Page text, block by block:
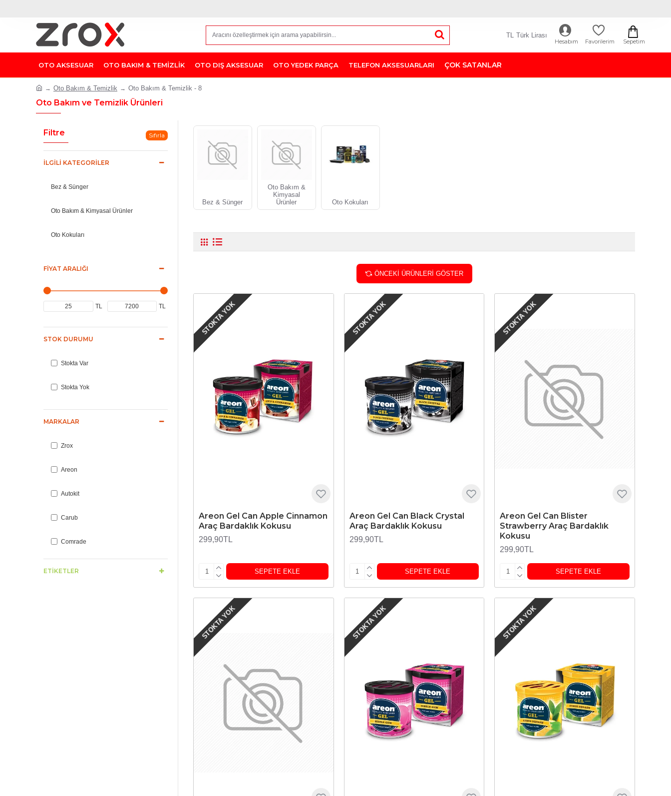
TL Türk Lirası
Hesabım Favorilerim Sepetim
OTO AKSESUAR OTO BAKIM & TEMİZLİK OTO DIŞ AKSESUAR OTO YEDEK PARÇA TELEFON AKSESUARLARI ÇOK SATANLAR
Oto Bakım & Temizlik Oto Bakım & Temizlik - 8
Oto Bakım ve Temizlik Ürünleri
Filtre Sıfırla
FIYAT ARALIĞI
TL TL
İLGILI KATEGORILER
Bez & Sünger
Oto Bakım & Kimyasal Ürünler
Oto Kokuları
MARKALAR
Zrox
Areon
Autokit
Carub
Comrade
ETIKETLER
STOK DURUMU
Stokta Var
Stokta Yok
Bez & Sünger
Oto Bakım &
Kimyasal
Ürünler
Oto Kokuları
ÖNCEKI ÜRÜNLERI GÖSTER
STOKTA YOK
Areon Gel Can Apple Cinnamon
Araç Bardaklık Kokusu
299,90TL
SEPETE EKLE
STOKTA YOK
Areon Gel Can Black Crystal
Araç Bardaklık Kokusu
299,90TL
SEPETE EKLE
STOKTA YOK
Areon Gel Can Blister
Strawberry Araç Bardaklık
Kokusu
299,90TL
SEPETE EKLE
STOKTA YOK STOKTA YOK STOKTA YOK